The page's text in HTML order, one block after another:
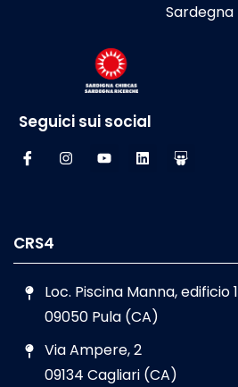
Sardegna
Seguici sui social
CRS4
Loc. Piscina Manna, edificio 1
09050 Pula (CA)
Via Ampere, 2
09134 Cagliari (CA)